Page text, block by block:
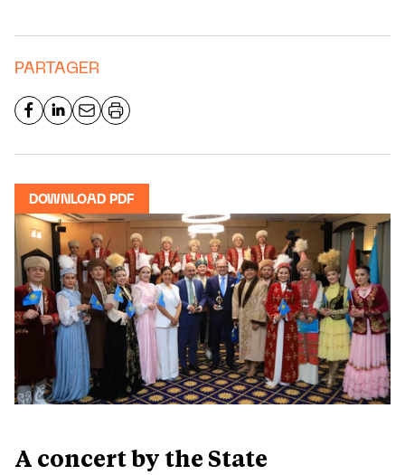
PARTAGER
DOWNLOAD PDF
A concert by the State